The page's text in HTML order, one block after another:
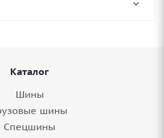
Каталог
Шины
шины
Спецшины